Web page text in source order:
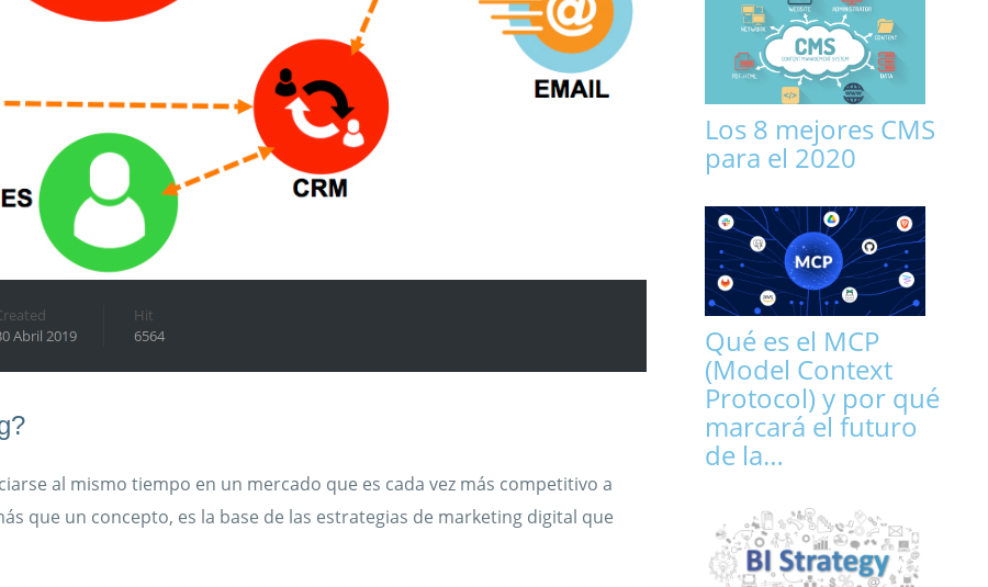
Abril 2019
Hit
6564
al mismo tiempo en un mercado que es cada vez más competitivo a
que un concepto, es la base de las estrategias de marketing digital que
Los 8 mejores CMS
para el 2020
Qué es el MCP
(Model Context
Protocol) y por qué
marcará el futuro
de la…